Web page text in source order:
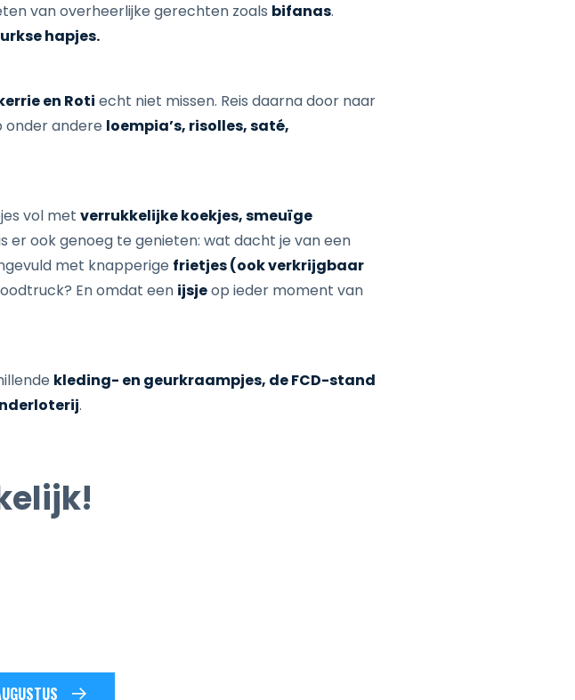
van overheerlijke gerechten zoals bifanas.
hapjes.
en Roti echt niet missen. Reis daarna door naar
onder andere loempia’s, risolles, saté,
vol met verrukkelijke koekjes, smeuïge
er ook genoeg te genieten: wat dacht je van een
met knapperige frietjes (ook verkrijgbaar
En omdat een ijsjeop ieder moment van
kleding- en geurkraampjes, de FCD-stand
.